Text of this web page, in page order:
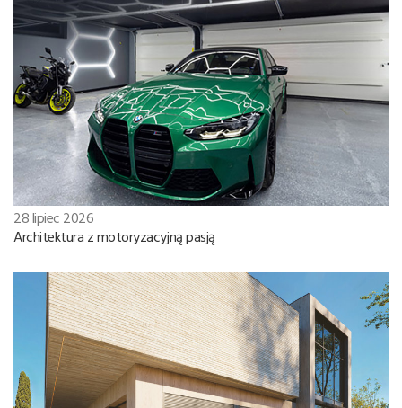
28 lipiec 2026
Architektura z motoryzacyjną pasją